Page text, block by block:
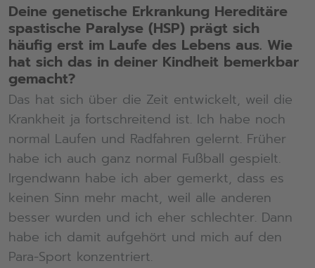
Deine genetische Erkrankung Hereditäre
spastische Paralyse (HSP) prägt sich
häufig erst im Laufe des Lebens aus. Wie
hat sich das in deiner Kindheit bemerkbar
gemacht?
Das hat sich über die Zeit entwickelt, weil die
Krankheit ja fortschreitend ist. Ich habe noch
normal Laufen und Radfahren gelernt. Früher
habe ich auch ganz normal Fußball gespielt.
Irgendwann habe ich aber gemerkt, dass es
keinen Sinn mehr macht, weil alle anderen
besser wurden und ich eher schlechter. Dann
habe ich damit aufgehört und mich auf den
Para-Sport konzentriert.